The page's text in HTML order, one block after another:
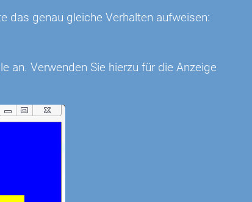
das genau gleiche Verhalten aufweisen:
an. Verwenden Sie hierzu für die Anzeige